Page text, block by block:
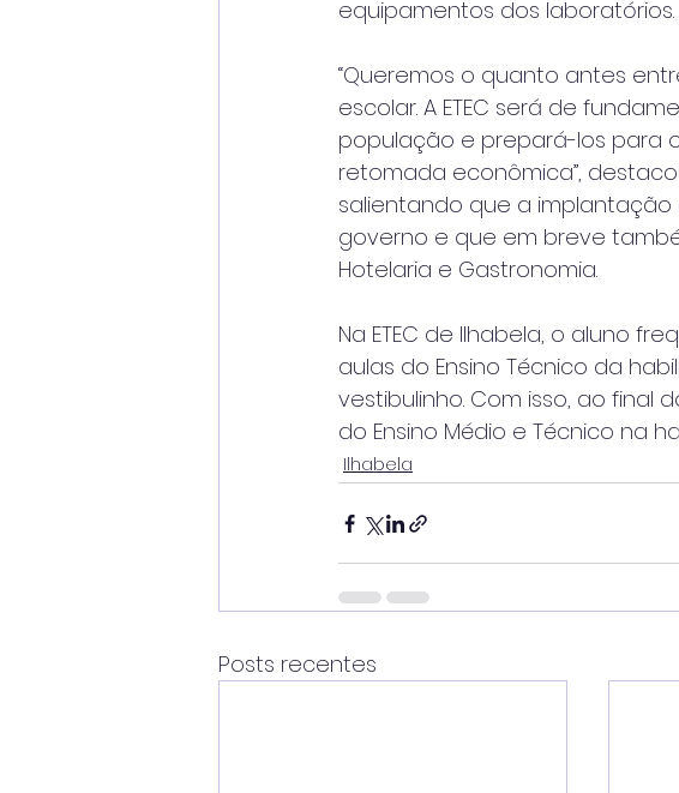
equipamentos dos laboratórios.
“Queremos o quanto antes
escolar. A ETEC será de
população e prepará-los para
retomada econômica”,
salientando que a
governo e que em breve
Hotelaria e Gastronomia.
Na ETEC de Ilhabela, o aluno
aulas do Ensino Técnico da
vestibulinho. Com isso, ao final
do Ensino Médio e Técnico na
Ilhabela
Posts recentes